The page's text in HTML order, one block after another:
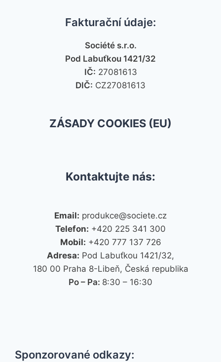
Fakturační údaje:
Société s.r.o.
Pod Labuťkou 1421/32
IČ: 27081613
DIČ: CZ27081613
ZÁSADY COOKIES (EU)
Kontaktujte nás:
Email: produkce@societe.cz
Telefon: +420 225 341 300
Mobil: +420 777 137 726
Adresa: Pod Labuťkou 1421/32,
180 00 Praha 8-Libeň, Česká republika
Po – Pa: 8:30 – 16:30
Sponzorované odkazy: